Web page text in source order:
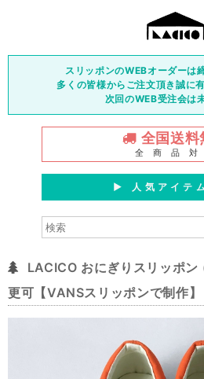
スリッポンのWEBオーダーは
多くの皆様からご注文頂き誠に
次回のWEB受注会は
全国送料
全 商 品 対
▶︎ 人 気 ア イ テ
LACICO おにぎりスリッポ
更可【VANSスリッポンで制作】